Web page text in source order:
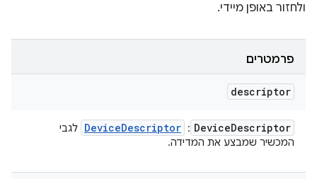
ולחזור באופן מיידי.
פרמטרים
descriptor
DeviceDescriptor
:
DeviceDescriptor
לגבי
המכשיר שמבצע את המדידה.